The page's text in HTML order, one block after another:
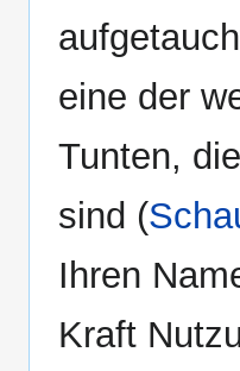
eine der
Tunten,
sind (
Ihren
Kraft